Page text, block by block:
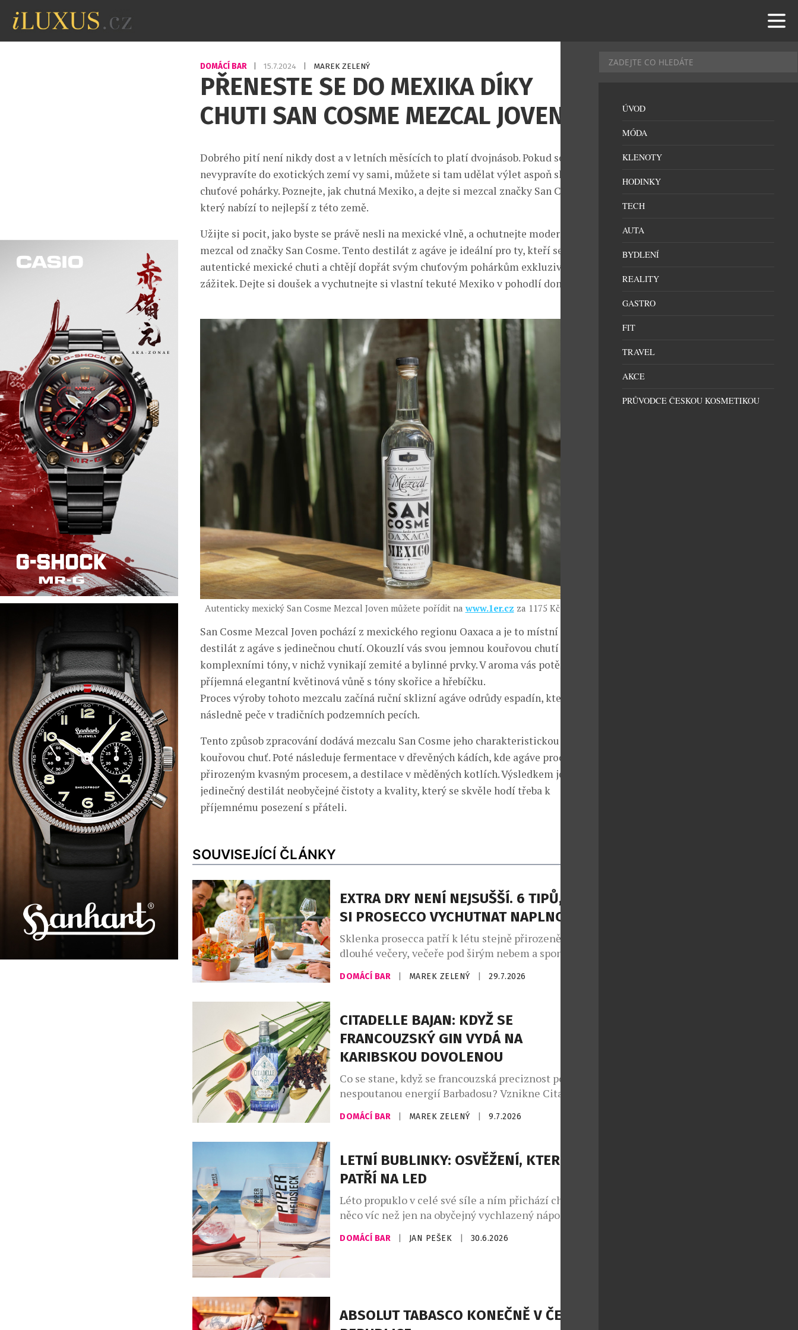
DOMÁCÍ BAR 15.7.2024 MAREK ZELENÝ
PŘENESTE SE DO MEXIKA DÍKY
CHUTI SAN COSME MEZCAL JOVEN
Dobrého pití není nikdy dost a v letních měsících to platí dvojnásob. Pokud se letos
nevypravíte do exotických zemí vy sami, můžete si tam udělat výlet aspoň skrz své
chuťové pohárky. Poznejte, jak chutná Mexiko, a dejte si mezcal značky San Cosme,
který nabízí to nejlepší z této země.
Užijte si pocit, jako byste se právě nesli na mexické vlně, a ochutnejte moderní
mezcal od značky San Cosme. Tento destilát z agáve je ideální pro ty, kteří se nebojí
autentické mexické chuti a chtějí dopřát svým chuťovým pohárkům exkluzivní
zážitek. Dejte si doušek a vychutnejte si vlastní tekuté Mexiko v pohodlí domova.
Autenticky mexický San Cosme Mezcal Joven můžete pořídit na www.1er.cz za 1175 Kč za 0,7 l.
San Cosme Mezcal Joven pochází z mexického regionu Oaxaca a je to místní tradiční
destilát z agáve s jedinečnou chutí. Okouzlí vás svou jemnou kouřovou chutí a
komplexními tóny, v nichž vynikají zemité a bylinné prvky. V aroma vás potěší
příjemná elegantní květinová vůně s tóny skořice a hřebíčku.
Proces výroby tohoto mezcalu začíná ruční sklizní agáve odrůdy espadín, která se
následně peče v tradičních podzemních pecích.
Tento způsob zpracování dodává mezcalu San Cosme jeho charakteristickou
kouřovou chuť. Poté následuje fermentace v dřevěných kádích, kde agáve prochází
přirozeným kvasným procesem, a destilace v měděných kotlích. Výsledkem je
jedinečný destilát neobyčejné čistoty a kvality, který se skvěle hodí třeba k
příjemnému posezení s přáteli.
SOUVISEJÍCÍ ČLÁNKY
EXTRA DRY NENÍ NEJSUŠŠÍ. 6 TIPŮ, JAK
SI PROSECCO VYCHUTNAT NAPLNO
Sklenka prosecca patří k létu stejně přirozeně jako
dlouhé večery, večeře pod širým nebem a spontánní
setkání s přáteli. Své pevné místo si našlo také v
našich skleničkách. Česká republika je sedmým
jemně perlivého frizzante jí patří dokonce druhé
místo. Mezinárodní den prosecca, který každoročně
připadá na […]
DOMÁCÍ BAR MAREK ZELENÝ 29.7.2026
CITADELLE BAJAN: KDYŽ SE
FRANCOUZSKÝ GIN VYDÁ NA
KARIBSKOU DOVOLENOU
Co se stane, když se francouzská preciznost potká s
nespoutanou energií Barbadosu? Vznikne Citadelle
Bajan – limitovaná edice ginu, která dokazuje, že i
francouzská elegance si umí zout boty a tančit bosá v
ostrova, kde se zrodil rum. Výsledkem je jedna z
nejzajímavějších novinek letošního roku. […]
DOMÁCÍ BAR MAREK ZELENÝ 9.7.2026
LETNÍ BUBLINKY: OSVĚŽENÍ, KTERÉ
PATŘÍ NA LED
Léto propuklo v celé své síle a ním přichází chuť na
něco víc než jen na obyčejný vychlazený nápoj.
Champagne Riviera Demi Sec a Anna de Codorníu
Ice Edition ukazují, že šumivá vína mohou nabídnout
DOMÁCÍ BAR JAN PEŠEK 30.6.2026
ABSOLUT TABASCO KONEČNĚ V ČESKÉ
ÚVOD
MÓDA
KLENOTY
HODINKY
TECH
AUTA
BYDLENÍ
REALITY
GASTRO
FIT
TRAVEL
AKCE
PRŮVODCE ČESKOU KOSMETIKOU